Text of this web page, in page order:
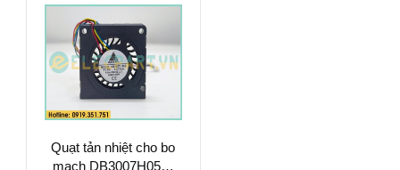
Quạt tản nhiệt cho bo
mạch DB3007H05S,